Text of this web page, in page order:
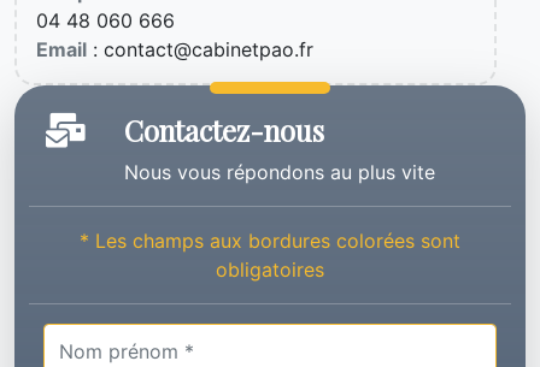
04 48 060 666
Email : contact@cabinetpao.fr
Contactez-nous
Nous vous répondons au plus vite
* Les champs aux bordures colorées sont
obligatoires